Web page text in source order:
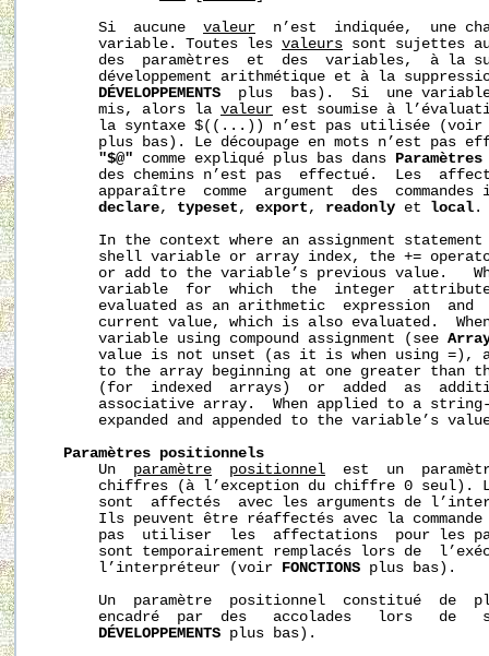
       Si  aucune
valeur
n’est  indiquée,  une
       variable. Toutes les
valeurs sont sujettes
des  paramètres  et  des  variables,  à la
développement arithmétique et à la
DÉVELOPPEMENTS
plus  bas).  Si  une
       mis, alors la
valeur est soumise à
la syntaxe $((...)) n’est pas utilisée
plus bas). Le découpage en mots n’est pas
"$@" comme expliqué plus bas dans
des chemins n’est pas  effectué.  Les
apparaître  comme  argument  des  commandes
declare, typeset , export , readonly et local .
In the context where an assignment
shell variable or array index, the +=
or add to the variable’s previous value.
variable  for  which  the  integer
evaluated as an arithmetic  expression  and
current value, which is also evaluated.
       variable using compound assignment (see
value is not unset (as it is when using =),
to the array beginning at one greater than
(for  indexed  arrays)  or  added  as
associative array.  When applied to a
expanded and appended to the variable’s
Paramètres positionnels
       Un
paramètre positionnel
est  un
chiffres (à l’exception du chiffre 0 seul).
sont  affectés  avec les arguments de
Ils peuvent être réaffectés avec la
pas  utiliser  les  affectations  pour les
sont temporairement remplacés lors de
       l’interpréteur (voir
FONCTIONS plus bas).
Un  paramètre  positionnel  constitué  de
encadré  par  des   accolades   lors   de
DÉVELOPPEMENTS plus bas).